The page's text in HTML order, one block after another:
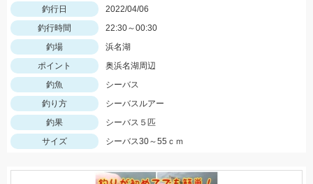
釣行日
2022/04/06
釣行時間
22:30～00:30
釣場
浜名湖
ポイント
奥浜名湖周辺
釣魚
シーバス
釣り方
シーバスルアー
釣果
シーバス５匹
サイズ
シーバス30～55ｃｍ